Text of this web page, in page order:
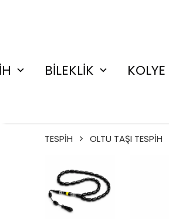
BİLEKLİK KOLYE
TESPİH OLTU TAŞI TESPİH